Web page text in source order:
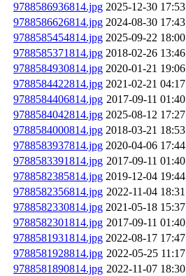
9788586936814.jpg 2025-12-30 17:53
9788586626814.jpg 2024-08-30 17:43
9788585454814.jpg 2025-09-22 18:00
9788585371814.jpg 2018-02-26 13:46
9788584930814.jpg 2020-01-21 19:06
9788584422814.jpg 2021-02-21 04:17
9788584406814.jpg 2017-09-11 01:40
9788584042814.jpg 2025-08-12 17:27
9788584000814.jpg 2018-03-21 18:53
9788583937814.jpg 2020-04-06 17:44
9788583391814.jpg 2017-09-11 01:40
9788582385814.jpg 2019-12-04 19:44
9788582356814.jpg 2022-11-04 18:31
9788582330814.jpg 2021-05-18 15:37
9788582301814.jpg 2017-09-11 01:40
9788581931814.jpg 2022-08-17 17:47
9788581928814.jpg 2022-05-25 11:17
9788581890814.jpg 2022-11-07 18:30